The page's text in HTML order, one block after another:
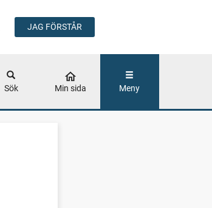
JAG FÖRSTÅR
Sök Min sida Meny